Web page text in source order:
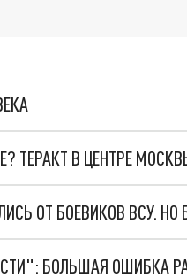
ТЕРАКТ В ЦЕНТРЕ
ОТ БОЕВИКОВ ВСУ.